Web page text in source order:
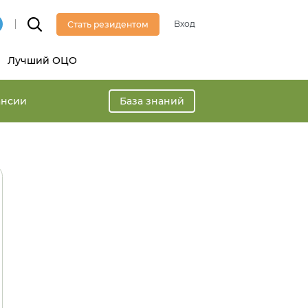
Стать резидентом Вход
Лучший ОЦО
База знаний